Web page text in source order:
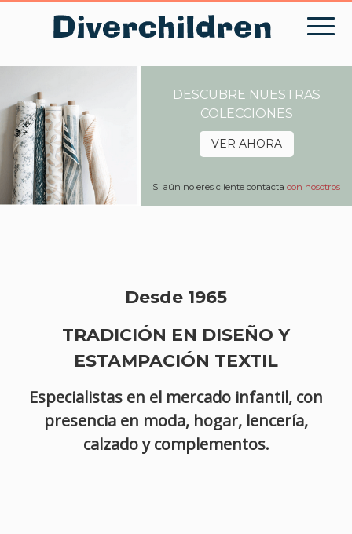
Skip
DESCUBRE NUESTRAS
COLECCIONES
VER AHORA
Si aún no eres cliente contactacon nosotros
Desde 1965
TRADICIÓN EN DISEÑO Y
ESTAMPACIÓN TEXTIL
Especialistas en el mercado infantil, con
presencia en moda, hogar, lencería,
calzado y complementos.